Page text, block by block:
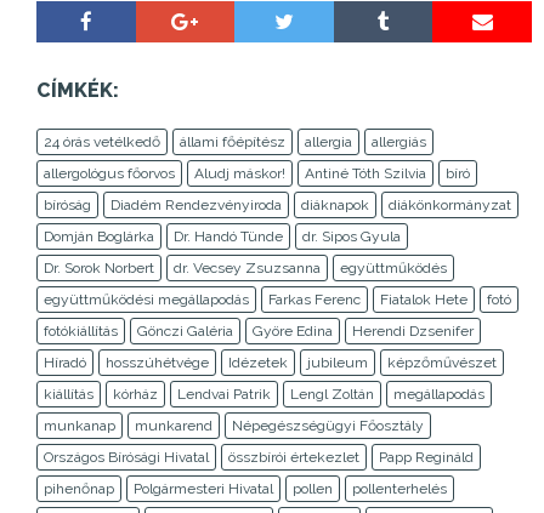
CÍMKÉK:
24 órás vetélkedő állami főépítész allergia
allergiás
allergológus főorvos
Aludj máskor! Antiné Tóth Szilvia
bíró
bíróság
Diadém Rendezvényiroda diáknapok
diákönkormányzat
Domján Boglárka
Dr. Handó Tünde
dr. Sipos Gyula
Dr. Sorok Norbert
dr. Vecsey Zsuzsanna
együttműködés
együttműködési megállapodás
Farkas Ferenc Fiatalok Hete
fotó
fotókiállítás
Gönczi Galéria Györe Edina
Herendi Dzsenifer
Híradó
hosszúhétvége Idézetek jubileum
képzőművészet
kiállítás
kórház Lendvai Patrik Lengl Zoltán
megállapodás
munkanap
munkarend
Népegészségügyi Főosztály
Országos Bírósági Hivatal
összbírói értekezlet
Papp Regináld
pihenőnap
Polgármesteri Hivatal pollen
pollenterhelés